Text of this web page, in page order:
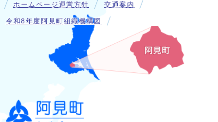
ホームページ運営方針 交通案内
令和8年度阿見町組織機構図